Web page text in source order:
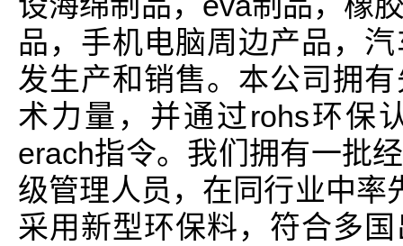
品，手机电脑周边产品，
发生产和销售。本公司拥
术力量，并通过rohs环保
erach指令。我们拥有一批
级管理人员，在同行业中率
采用新型环保料，符合多